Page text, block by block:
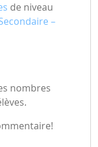
de niveau
–
nombres